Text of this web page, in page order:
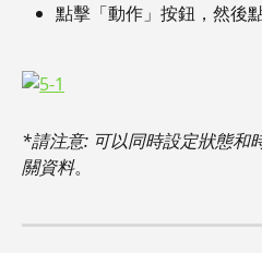
點擊「動作」按鈕，然後
*請注意: 可以同時設定狀態和
關資料。